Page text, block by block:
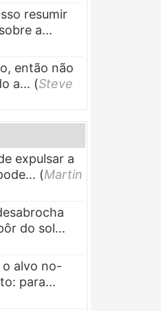
resumir
a...
então não
a... (Steve
expulsar a
(Martin
do sol...
o alvo no-
para...